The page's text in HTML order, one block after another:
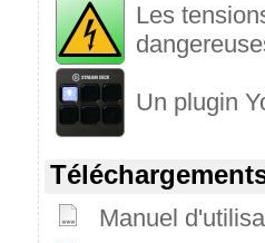
Les
Un plugin
Manuel